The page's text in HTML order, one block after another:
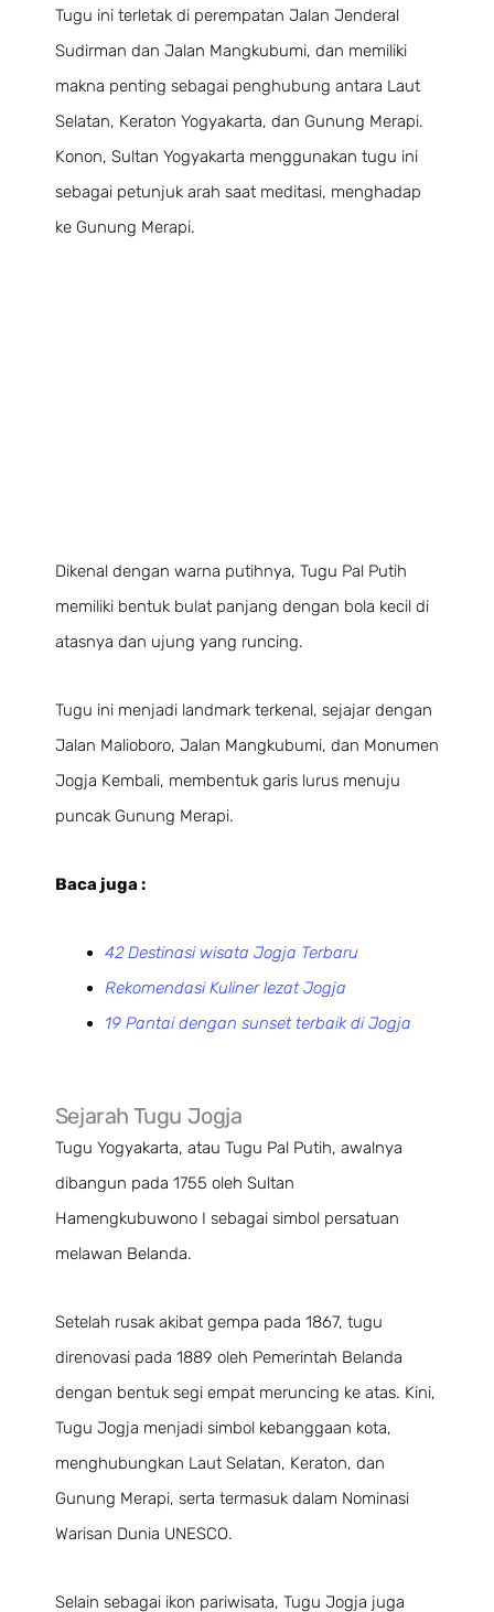
Tugu ini terletak di perempatan Jalan Jenderal
Sudirman dan Jalan Mangkubumi, dan memiliki
makna penting sebagai penghubung antara Laut
Selatan, Keraton Yogyakarta, dan Gunung Merapi.
Konon, Sultan Yogyakarta menggunakan tugu ini
sebagai petunjuk arah saat meditasi, menghadap
ke Gunung Merapi.
Dikenal dengan warna putihnya, Tugu Pal Putih
memiliki bentuk bulat panjang dengan bola kecil di
atasnya dan ujung yang runcing.
Tugu ini menjadi landmark terkenal, sejajar dengan
Jalan Malioboro, Jalan Mangkubumi, dan Monumen
Jogja Kembali, membentuk garis lurus menuju
puncak Gunung Merapi.
Baca juga :
42 Destinasi wisata Jogja Terbaru
Rekomendasi Kuliner lezat Jogja
19 Pantai dengan sunset terbaik di Jogja
Sejarah Tugu Jogja
Tugu Yogyakarta, atau Tugu Pal Putih, awalnya
dibangun pada 1755 oleh Sultan
Hamengkubuwono I sebagai simbol persatuan
melawan Belanda.
Setelah rusak akibat gempa pada 1867, tugu
direnovasi pada 1889 oleh Pemerintah Belanda
dengan bentuk segi empat meruncing ke atas. Kini,
Tugu Jogja menjadi simbol kebanggaan kota,
menghubungkan Laut Selatan, Keraton, dan
Gunung Merapi, serta termasuk dalam Nominasi
Warisan Dunia UNESCO.
Selain sebagai ikon pariwisata, Tugu Jogja juga